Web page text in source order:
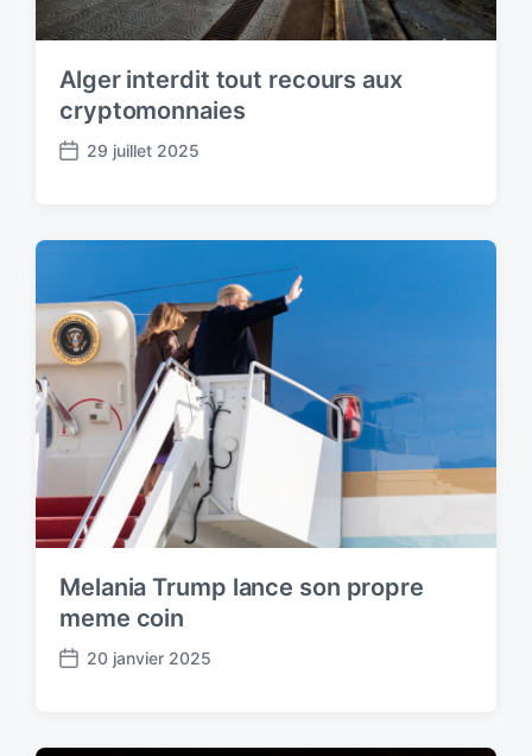
Alger interdit tout recours aux
cryptomonnaies
P
t
t
e
29 juillet 2025
Melania Trump lance son propre
meme coin
P
t
20 janvier 2025